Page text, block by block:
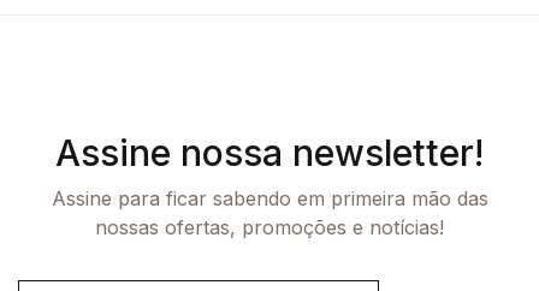
Assine nossa newsletter!
Assine para ficar sabendo em primeira mão das
nossas ofertas, promoções e notícias!